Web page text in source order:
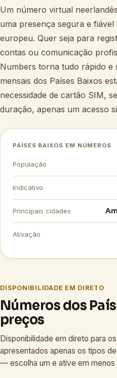
Um número virtual
uma presença segura e
europeu. Quer seja para
contas ou comunicação
Numbers torna tudo rápido e
mensais dos Países Baixos
necessidade de cartão SIM,
duração, apenas um acesso
PAÍSES BAIXOS EM NÚMEROS
População
Indicativo
Principais cidades
Ativação
DISPONIBILIDADE EM DIRETO
Números dos
preços
Disponibilidade em direto para
apresentados apenas os tipos
— escolha um e ative em menos